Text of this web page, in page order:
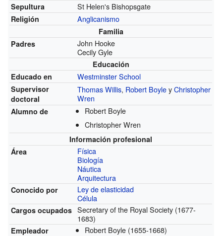
Sepultura St Helen's Bishopsgate
Religión Anglicanismo
Familia
Padres
John Hooke
Cecily Gyle
Educación
Educado en
Westminster School
Supervisor
doctoral
Thomas Willis, Robert BoyleyChristopher
Wren
Alumno de
Robert Boyle
Christopher Wren
Información profesional
Área
Física
Biología
Náutica
Arquitectura
Conocido por
Ley de elasticidad
Célula
Cargos ocupados Secretary of the Royal Society (1677-
1683)
Empleador Robert Boyle (1655-1668)